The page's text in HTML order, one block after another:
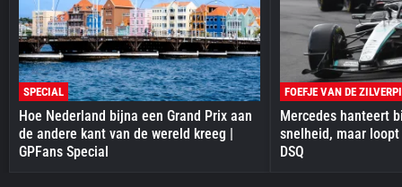
SPECIAL
Hoe Nederland bijna een Grand Prix aan
de andere kant van de wereld kreeg |
GPFans Special
FOEFJE VAN DE
Mercedes hanteert
snelheid, maar
DSQ